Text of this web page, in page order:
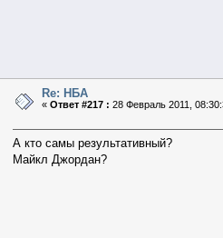
Re: НБА
«Ответ #217 : 28 Февраль 2011,
А кто самы результативный?
Майкл Джордан?